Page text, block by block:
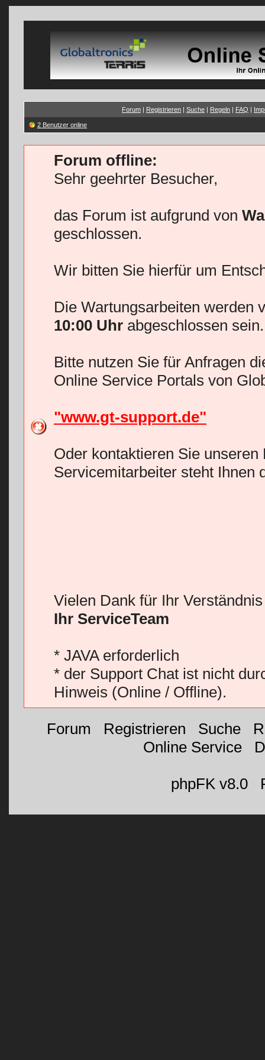
Forum | Registrieren | Suche | Regeln | FAQ |
2 Benutzer online
Forum offline:
Sehr geehrter Besucher,
das Forum ist aufgrund von
geschlossen.
Wir bitten Sie hierfür um
Die Wartungsarbeiten werden
10:00 Uhr abgeschlossen sein.
Bitte nutzen Sie für Anfragen
Online Service Portals von
"www.gt-support.de"
Oder kontaktieren Sie
Servicemitarbeiter steht Ihnen
Vielen Dank für Ihr
Ihr ServiceTeam
* JAVA erforderlich
* der Support Chat ist nicht
Hinweis (Online / Offline).
Forum Registrieren Suche|
Online Service|
phpFK v8.0